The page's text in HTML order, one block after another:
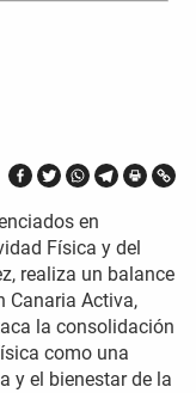
en
Física y del
realiza un balance
Canaria Activa,
la consolidación
como una
y el bienestar de la